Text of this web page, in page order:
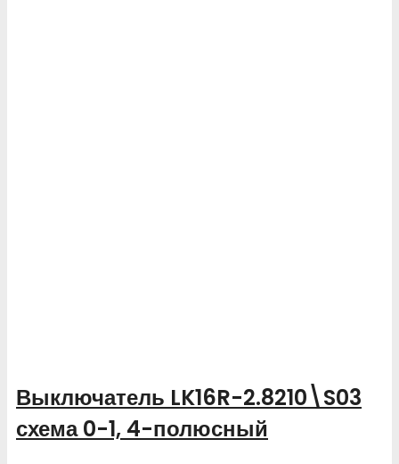
Выключатель LK16R-2.8210\S03
схема 0-1, 4-полюсный